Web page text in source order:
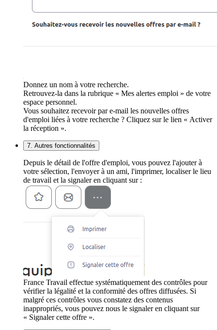
Donnez un nom à votre recherche.
Retrouvez-la dans la rubrique « Mes alertes emploi » de votre
espace personnel.
Vous souhaitez recevoir par e-mail les nouvelles offres
d'emploi liées à votre recherche ? Cliquez sur le lien « Activer
la réception ».
7. Autres fonctionnalités
Depuis le détail de l'offre d'emploi, vous pouvez l'ajouter à
votre sélection, l'envoyer à un ami, l'imprimer, localiser le lieu
de travail et la signaler en cliquant sur :
France Travail effectue systématiquement des contrôles pour
vérifier la légalité et la conformité des offres diffusées. Si
malgré ces contrôles vous constatez des contenus
inappropriés, vous pouvez nous le signaler en cliquant sur
« Signaler cette offre ».